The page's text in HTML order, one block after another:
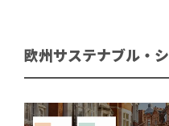
欧州サステナブル・